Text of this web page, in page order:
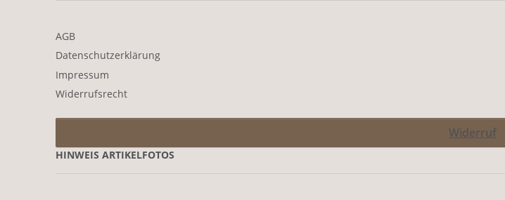
AGB
Datenschutzerklärung
Impressum
Widerrufsrecht
Widerruf
HINWEIS ARTIKELFOTOS